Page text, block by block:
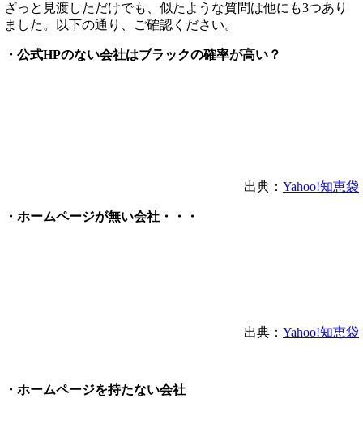
ざっと見渡しただけでも、似たような質問は他にも3つあり
ました。以下の通り、ご確認ください。
・公式HPのない会社はブラックの確率が高い？
出典： Yahoo!知恵袋
・ホームページが無い会社・・・
出典： Yahoo!知恵袋
・ホームページを持たない会社